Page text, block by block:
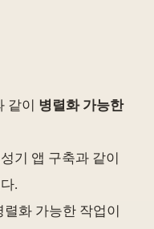
같이 병렬화 가능한
기 앱 구축과 같이
.
화 가능한 작업이